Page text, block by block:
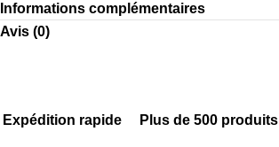
Informations complémentaires
Avis (0)
Expédition rapide Plus de 500 produits